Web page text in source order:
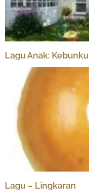
Lagu Anak: Kebunku
Lagu – Lingkaran